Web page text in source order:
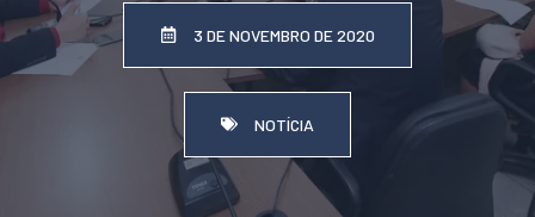
3 DE NOVEMBRO DE 2020
NOTÍCIA